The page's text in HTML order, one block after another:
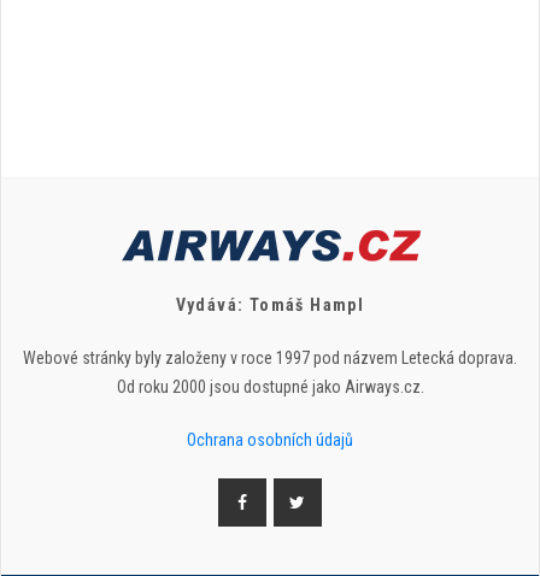
Vydává: Tomáš Hampl
Webové stránky byly založeny v roce 1997 pod názvem Letecká doprava.
Od roku 2000 jsou dostupné jako Airways.cz.
Ochrana osobních údajů